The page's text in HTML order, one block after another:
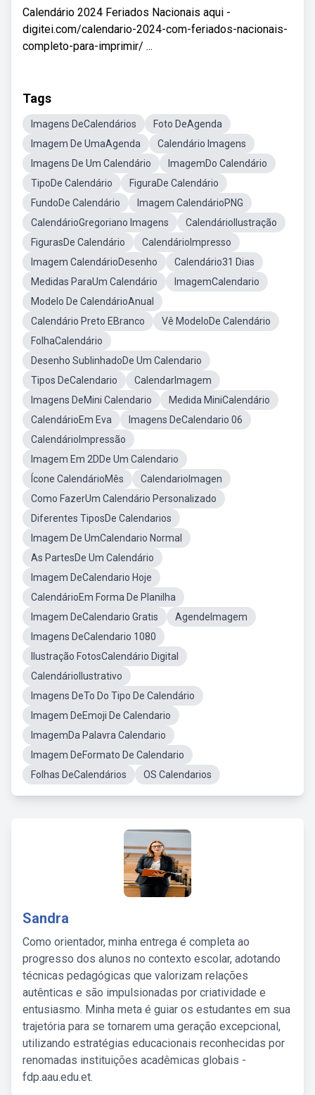
Calendário 2024 Feriados Nacionais aqui -
digitei.com/calendario-2024-com-feriados-nacionais-
completo-para-imprimir/ ...
Tags
Imagens DeCalendários
Foto DeAgenda
Imagem De UmaAgenda
Calendário Imagens
Imagens De Um Calendário
ImagemDo Calendário
TipoDe Calendário
FiguraDe Calendário
FundoDe Calendário
Imagem CalendárioPNG
CalendárioGregoriano Imagens
CalendárioIlustração
FigurasDe Calendário
CalendárioImpresso
Imagem CalendárioDesenho
Calendário31 Dias
Medidas ParaUm Calendário
ImagemCalendario
Modelo De CalendárioAnual
Calendário Preto EBranco
Vê ModeloDe Calendário
FolhaCalendário
Desenho SublinhadoDe Um Calendario
Tipos DeCalendario
CalendarImagem
Imagens DeMini Calendario
Medida MiniCalendário
CalendárioEm Eva
Imagens DeCalendario 06
CalendárioImpressão
Imagem Em 2DDe Um Calendario
Ícone CalendárioMês
CalendarioImagen
Como FazerUm Calendário Personalizado
Diferentes TiposDe Calendarios
Imagem De UmCalendario Normal
As PartesDe Um Calendário
Imagem DeCalendario Hoje
CalendárioEm Forma De Planilha
Imagem DeCalendario Gratis
AgendeImagem
Imagens DeCalendario 1080
Ilustração FotosCalendário Digital
CalendárioIlustrativo
Imagens DeTo Do Tipo De Calendário
Imagem DeEmoji De Calendario
ImagemDa Palavra Calendario
Imagem DeFormato De Calendario
Folhas DeCalendários
OS Calendarios
Sandra
Como orientador, minha entrega é completa ao
progresso dos alunos no contexto escolar, adotando
técnicas pedagógicas que valorizam relações
autênticas e são impulsionadas por criatividade e
entusiasmo. Minha meta é guiar os estudantes em sua
trajetória para se tornarem uma geração excepcional,
utilizando estratégias educacionais reconhecidas por
renomadas instituições acadêmicas globais -
fdp.aau.edu.et.